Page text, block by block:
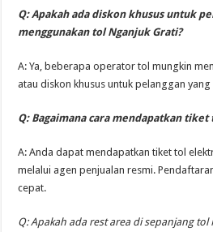
Q: Apakah ada diskon khusus untuk
menggunakan tol Nganjuk Grati?
A: Ya, beberapa operator tol mungkin
atau diskon khusus untuk pelanggan
Q: Bagaimana cara mendapatkan
A: Anda dapat mendapatkan tiket tol
melalui agen penjualan resmi.
cepat.
Q: Apakah ada rest area di sepanjang tol